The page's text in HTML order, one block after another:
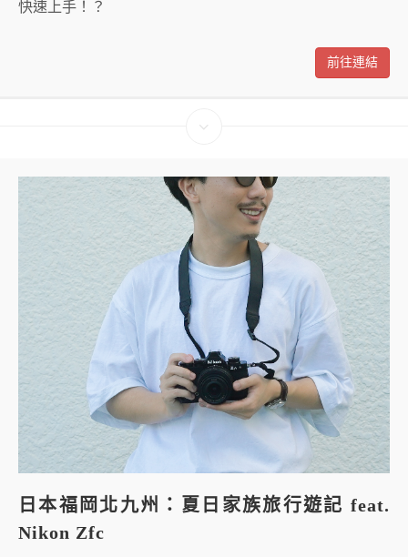
快速上手！？
前往連結
日本福岡北九州：夏日家族旅行遊記 feat.
Nikon Zfc